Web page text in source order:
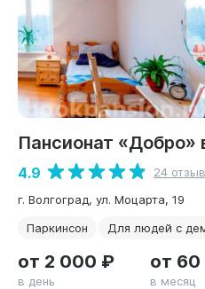
Пансионат «Добро»
4.9
24
г. Волгоград, ул. Моцарта, 19
Паркинсон
Для людей с
от 2 000 ₽
в день
от
в месяц